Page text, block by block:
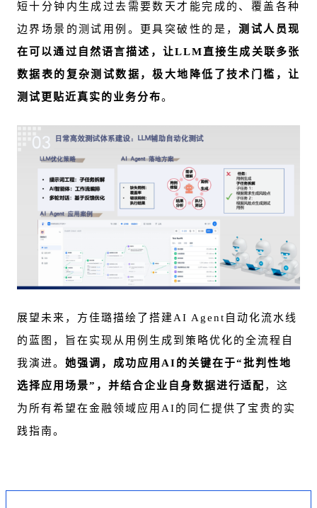
短十分钟内生成过去需要数天才能完成的、覆盖各种
边界场景的测试用例。更具突破性的是，测试人员现
在可以通过自然语言描述，让LLM直接生成关联多张
数据表的复杂测试数据，极大地降低了技术门槛，让
测试更贴近真实的业务分布。
展望未来，方佳璐描绘了搭建AI Agent自动化流水线
的蓝图，旨在实现从用例生成到策略优化的全流程自
我演进。 她强调，成功应用AI的关键在于“批判性地
选择应用场景”，并结合企业自身数据进行适配，这
为所有希望在金融领域应用AI的同仁提供了宝贵的实
践指南。